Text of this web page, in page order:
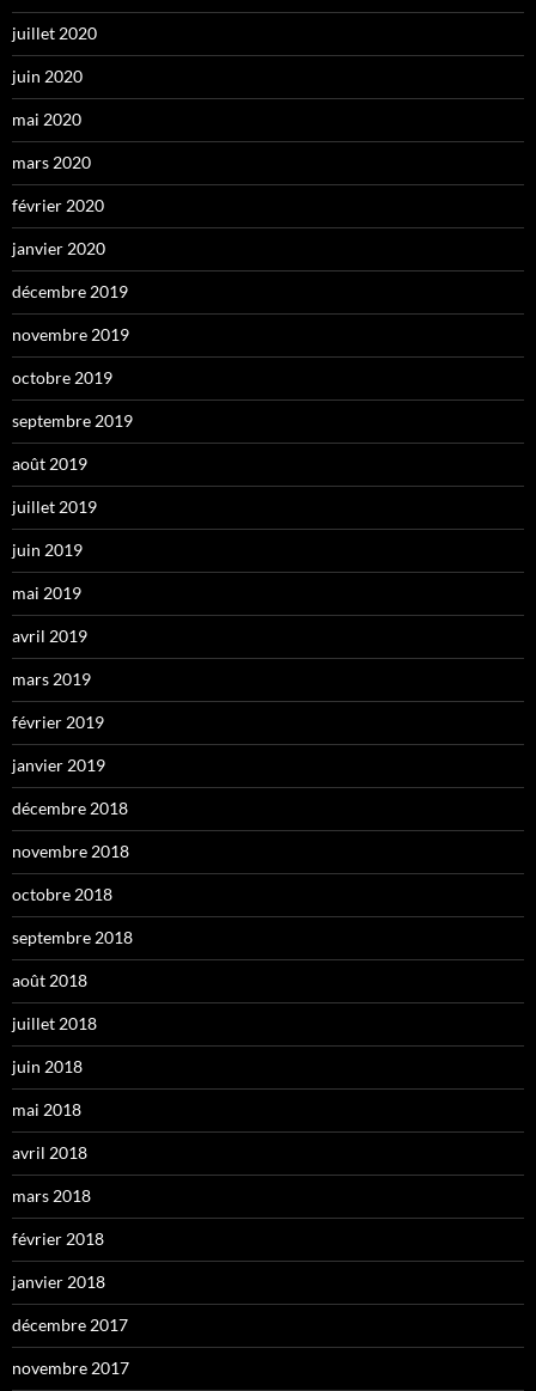
juillet 2020
juin 2020
mai 2020
mars 2020
février 2020
janvier 2020
décembre 2019
novembre 2019
octobre 2019
septembre 2019
août 2019
juillet 2019
juin 2019
mai 2019
avril 2019
mars 2019
février 2019
janvier 2019
décembre 2018
novembre 2018
octobre 2018
septembre 2018
août 2018
juillet 2018
juin 2018
mai 2018
avril 2018
mars 2018
février 2018
janvier 2018
décembre 2017
novembre 2017